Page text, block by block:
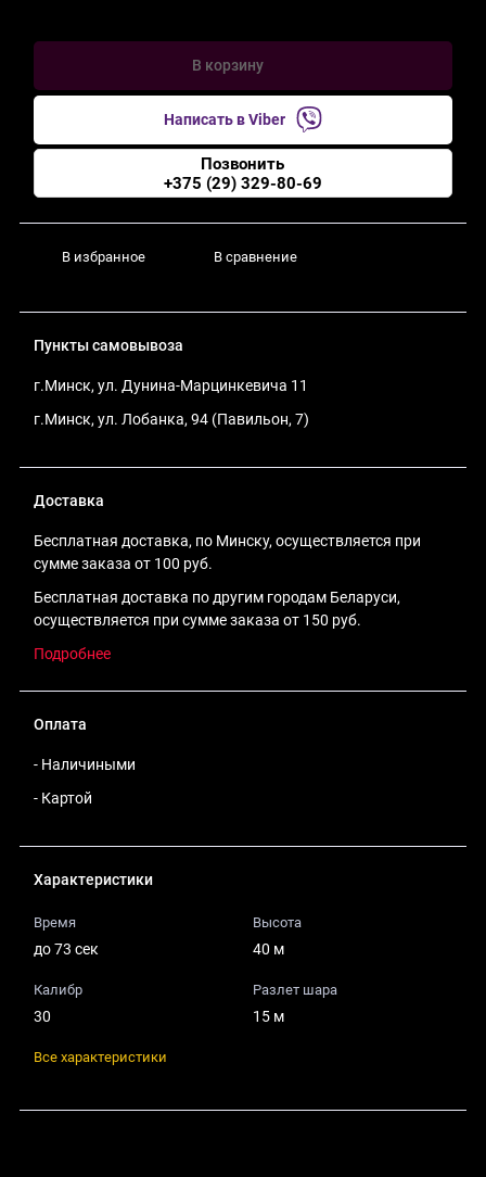
В корзину
Написать в Viber
Позвонить
+375 (29) 329-80-69
В избранное В сравнение
Доставка
Бесплатная доставка, по Минску, осуществляется при
сумме заказа от 100 руб.
Бесплатная доставка по другим городам Беларуси,
осуществляется при сумме заказа от 150 руб.
Подробнее
Оплата
- Наличиными
- Картой
Пункты самовывоза
г.Минск, ул. Дунина-Марцинкевича 11
г.Минск, ул. Лобанка, 94 (Павильон, 7)
Характеристики
Время
до 73 сек
Высота
40 м
Калибр
30
Разлет шара
15 м
Все характеристики